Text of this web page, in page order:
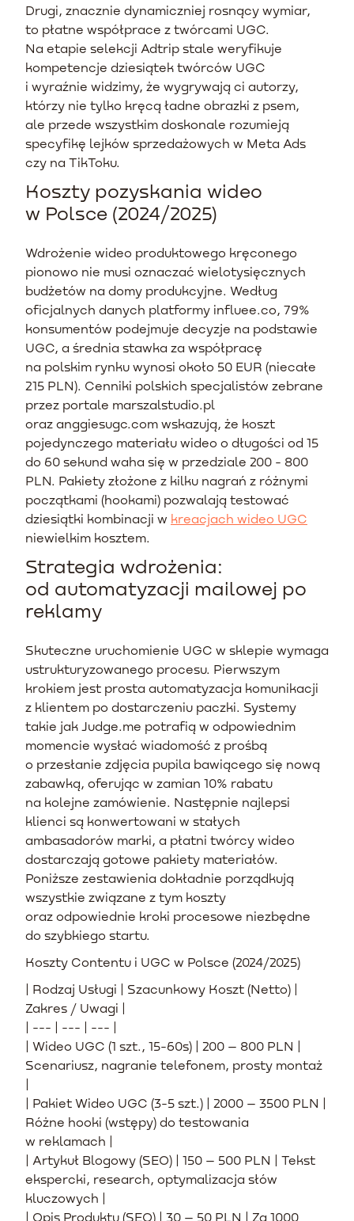
Drugi, znacznie dynamiczniej rosnący wymiar,
to płatne współprace z twórcami UGC.
Na etapie selekcji Adtrip stale weryfikuje
kompetencje dziesiątek twórców UGC
i wyraźnie widzimy, że wygrywają ci autorzy,
którzy nie tylko kręcą ładne obrazki z psem,
ale przede wszystkim doskonale rozumieją
specyfikę lejków sprzedażowych w Meta Ads
czy na TikToku.
Koszty pozyskania wideo
w Polsce (2024/2025)
Wdrożenie wideo produktowego kręconego
pionowo nie musi oznaczać wielotysięcznych
budżetów na domy produkcyjne. Według
oficjalnych danych platformy influee.co, 79%
konsumentów podejmuje decyzje na podstawie
UGC, a średnia stawka za współpracę
na polskim rynku wynosi około 50 EUR (niecałe
215 PLN). Cenniki polskich specjalistów zebrane
przez portale marszalstudio.pl
oraz anggiesugc.com wskazują, że koszt
pojedynczego materiału wideo o długości od 15
do 60 sekund waha się w przedziale 200 - 800
PLN. Pakiety złożone z kilku nagrań z różnymi
początkami (hookami) pozwalają testować
dziesiątki kombinacji w kreacjach wideo UGC
niewielkim kosztem.
Strategia wdrożenia:
od automatyzacji mailowej po
reklamy
Skuteczne uruchomienie UGC w sklepie wymaga
ustrukturyzowanego procesu. Pierwszym
krokiem jest prosta automatyzacja komunikacji
z klientem po dostarczeniu paczki. Systemy
takie jak Judge.me potrafią w odpowiednim
momencie wysłać wiadomość z prośbą
o przesłanie zdjęcia pupila bawiącego się nową
zabawką, oferując w zamian 10% rabatu
na kolejne zamówienie. Następnie najlepsi
klienci są konwertowani w stałych
ambasadorów marki, a płatni twórcy wideo
dostarczają gotowe pakiety materiałów.
Poniższe zestawienia dokładnie porządkują
wszystkie związane z tym koszty
oraz odpowiednie kroki procesowe niezbędne
do szybkiego startu.
Koszty Contentu i UGC w Polsce (2024/2025)
| Rodzaj Usługi | Szacunkowy Koszt (Netto) |
Zakres / Uwagi |
| --- | --- | --- |
| Wideo UGC (1 szt., 15-60s) | 200 – 800 PLN |
Scenariusz, nagranie telefonem, prosty montaż
|
| Pakiet Wideo UGC (3-5 szt.) | 2000 – 3500 PLN |
Różne hooki (wstępy) do testowania
w reklamach |
| Artykuł Blogowy (SEO) | 150 – 500 PLN | Tekst
ekspercki, research, optymalizacja słów
kluczowych |
| Opis Produktu (SEO) | 30 – 50 PLN | Za 1000